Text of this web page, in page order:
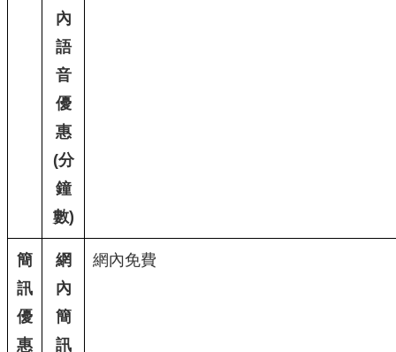
內
語
音
優
惠
(分
鐘
數)
簡
訊
優
惠
網
內
簡
訊
網內免費